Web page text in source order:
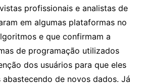
profissionais e analistas de
em algumas plataformas no
e que confirmam a
de programação utilizados
dos usuários para que eles
abastecendo de novos dados. Já